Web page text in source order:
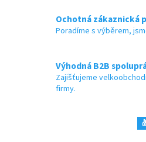
Ochotná zákaznická
Poradíme s výběrem,
Výhodná B2B
Zajišťujeme
firmy.